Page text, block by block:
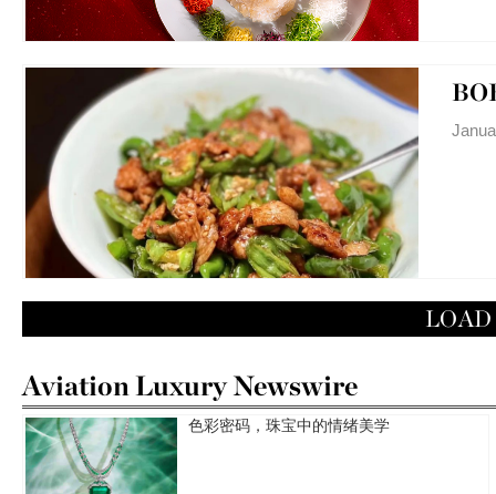
Aviation Luxury Newswire
色彩密码，珠宝中的情绪美学